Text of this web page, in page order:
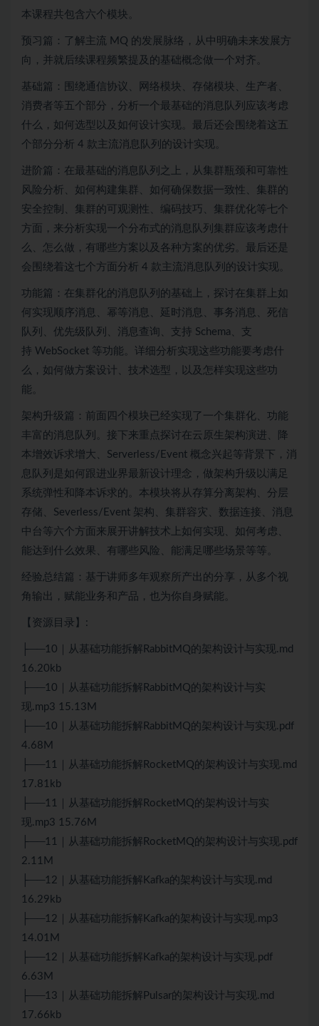
本课程共包含六个模块。
预习篇：了解主流 MQ 的发展脉络，从中明确未来发展方
向，并就后续课程频繁提及的基础概念做一个对齐。
基础篇：围绕通信协议、网络模块、存储模块、生产者、
消费者等五个部分，分析一个最基础的消息队列应该考虑
什么，如何选型以及如何设计实现。最后还会围绕着这五
个部分分析 4 款主流消息队列的设计实现。
进阶篇：在最基础的消息队列之上，从集群瓶颈和可靠性
风险分析、如何构建集群、如何确保数据一致性、集群的
安全控制、集群的可观测性、编码技巧、集群优化等七个
方面，来分析实现一个 分布式的消息队列集群应该考虑什
么、怎么做，有哪些方案以及各种方案的优劣。最后还是
会围绕着这七个方面分析 4 款主流消息队列的设计实现。
功能篇：在集群化的消息队列的基础上，探讨在集群上如
何实现顺序消息、幂等消息、延时消息、事务消息、死信
队列、优先级队列、消息查询、支持 Schema、支
持 WebSocket 等功能。详细分析实现这些功能要考虑什
么，如何做方案设计、技术选型，以及怎样实现这些功
能。
架构升级篇：前面四个模块已经实现了一个集群化、功能
丰富的消息队列。接下来重点探讨在 云原生 架构演进、降
本增效诉求增大、Serverless/Event 概念兴起等背景下，消
息队列是如何跟进业界最新设计理念，做架构升级以满足
系统弹性和降本诉求的。本模块将从存算分离架构、分层
存储、Severless/Event 架构、集群容灾、数据连接、消息
中台等六个方面来展开讲解技术上如何实现、如何考虑、
能达到什么效果、有哪些风险、能满足哪些场景等等。
经验总结篇：基于讲师多年观察所产出的分享，从多个视
角输出，赋能业务和产品，也为你自身赋能。
【资源目录】:
├──10｜从基础功能拆解 RabbitMQ的架构设计与实现.md
16.20kb
├──10｜从基础功能拆解 RabbitMQ的架构设计与实
现.mp3 15.13M
├──10｜从基础功能拆解 RabbitMQ的架构设计与实现.pdf
4.68M
├──11｜从基础功能拆解RocketMQ的架构设计与实现.md
17.81kb
├──11｜从基础功能拆解RocketMQ的架构设计与实
现.mp3 15.76M
├──11｜从基础功能拆解RocketMQ的架构设计与实现.pdf
2.11M
├──12｜从基础功能拆解Kafka的架构设计与实现.md
16.29kb
├──12｜从基础功能拆解Kafka的架构设计与实现.mp3
14.01M
├──12｜从基础功能拆解Kafka的架构设计与实现.pdf
6.63M
├──13｜从基础功能拆解Pulsar的架构设计与实现.md
17.66kb